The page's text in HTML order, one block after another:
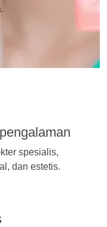
spesialis,
dan estetis.